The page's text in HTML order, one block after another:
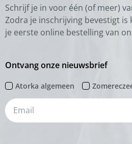
Schrijf je in voor één (of meer)
Zodra je inschrijving bevestigt is
je eerste online bestelling van
Ontvang onze nieuwsbrief
Atorka algemeen